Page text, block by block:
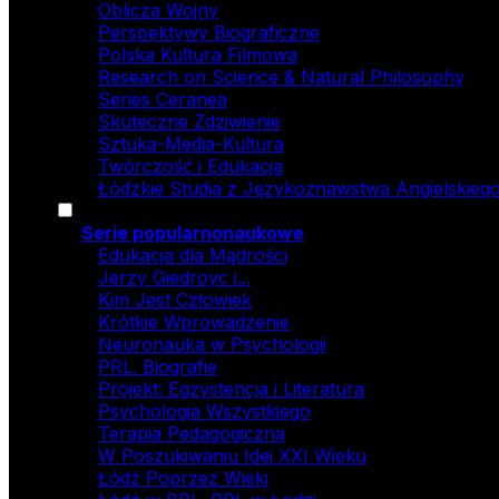
Oblicza Wojny
Perspektywy Biograficzne
Polska Kultura Filmowa
Research on Science & Natural Philosophy
Series Ceranea
Skuteczne Zdziwienie
Sztuka-Media-Kultura
Twórczość i Edukacja
Łódzkie Studia z Językoznawstwa
Serie popularnonaukowe
Edukacja dla Mądrości
Jerzy Giedroyc i...
Kim Jest Człowiek
Krótkie Wprowadzenie
Neuronauka w Psychologii
PRL. Biografie
Projekt: Egzystencja i Literatura
Psychologia Wszystkiego
Terapia Pedagogiczna
W Poszukiwaniu Idei XXI Wieku
Łódź Poprzez Wieki